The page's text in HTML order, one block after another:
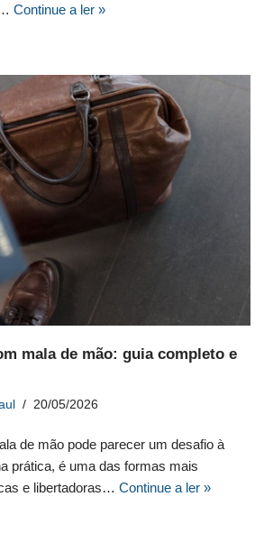
Continue a ler »
mala de mão: guia completo e
20/05/2026
de mão pode parecer um desafio à
prática, é uma das formas mais
e libertadoras… Continue a ler »